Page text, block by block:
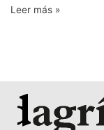
Leer más »